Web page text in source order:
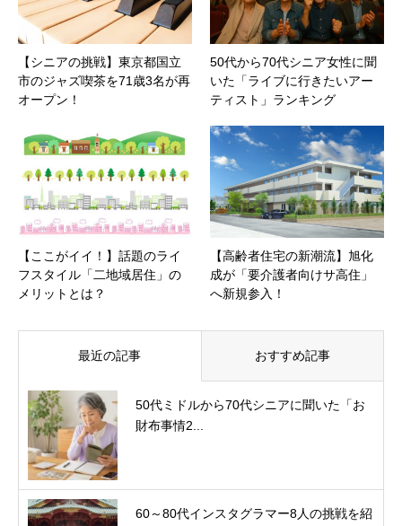
【シニアの挑戦】東京都国立
市のジャズ喫茶を71歳3名が再
オープン！
50代から70代シニア女性に聞
いた「ライブに行きたいアー
ティスト」ランキング
【ここがイイ！】話題のライ
フスタイル「二地域居住」の
メリットとは？
【高齢者住宅の新潮流】旭化
成が「要介護者向けサ高住」
へ新規参入！
最近の記事 おすすめ記事
50代ミドルから70代シニアに聞いた「お
財布事情2...
60～80代インスタグラマー8人の挑戦を紹